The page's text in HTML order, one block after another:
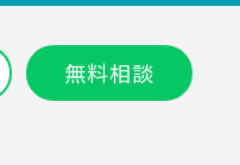
無料相談